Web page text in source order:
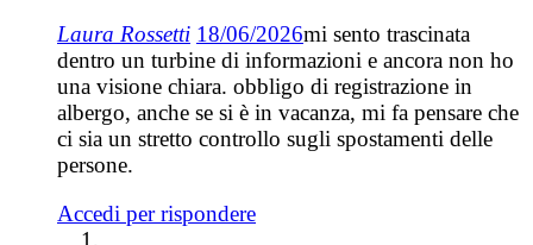
Laura Rossetti 18/06/2026mi sento trascinata
dentro un turbine di informazioni e ancora non ho
una visione chiara. obbligo di registrazione in
albergo, anche se si è in vacanza, mi fa pensare che
ci sia un stretto controllo sugli spostamenti delle
persone.
Accedi per rispondere